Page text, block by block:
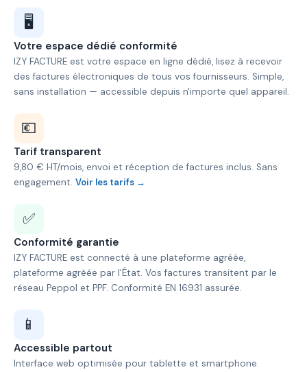
🖥️
Votre espace dédié conformité
IZY FACTURE est votre espace en ligne dédié, lisez à recevoir
des factures électroniques de tous vos fournisseurs. Simple,
sans installation — accessible depuis n'importe quel appareil.
💶
Tarif transparent
9,80 € HT/mois, envoi et réception de factures inclus. Sans
engagement. Voir les tarifs →
✅
Conformité garantie
IZY FACTURE est connecté à une plateforme agréée,
plateforme agréée par l'État. Vos factures transitent par le
réseau Peppol et PPF. Conformité EN 16931 assurée.
📱
Accessible partout
Interface web optimisée pour tablette et smartphone.